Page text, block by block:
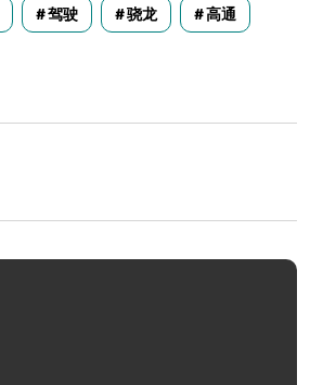
驾驶 骁龙 高通